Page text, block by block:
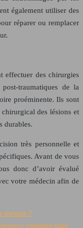
également utiliser des
réparer ou remplacer
effectuer des chirurgies
traumatiques de la
proéminente. Ils sont
des lésions et
durables.
très personnelle et
Avant de vous
donc d’avoir évalué
votre médecin afin de
mesure ?
commerciales